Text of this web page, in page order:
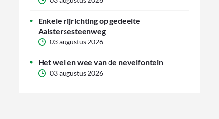
Enkele rijrichting op gedeelte
Aalstersesteenweg
03 augustus 2026
Het wel en wee van de nevelfontein
03 augustus 2026